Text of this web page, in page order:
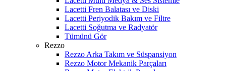
Lacetti Fren Balatası ve Diski
Lacetti Periyodik Bakım ve Filtre
Lacetti Soğutma ve Radyatör
Tümünü Gör
Rezzo
Rezzo Arka Takım ve Süspansiyon
Rezzo Motor Mekanik Parçaları